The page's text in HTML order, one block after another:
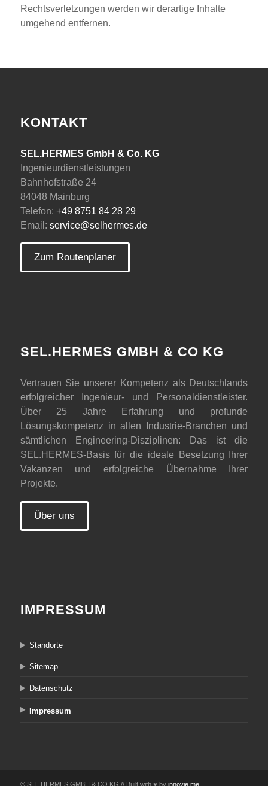
Rechtsverletzungen werden wir derartige Inhalte
umgehend entfernen.
KONTAKT
SEL.HERMES GmbH & Co. KG
Ingenieurdienstleistungen
Bahnhofstraße 24
84048 Mainburg
Telefon: +49 8751 84 28 29
Email: service@selhermes.de
Zum Routenplaner
SEL.HERMES GMBH & CO KG
Vertrauen Sie unserer Kompetenz als Deutschlands
erfolgreicher Ingenieur- und Personaldienstleister.
Über 25 Jahre Erfahrung und profunde
Lösungskompetenz in allen Industrie-Branchen und
sämtlichen Engineering-Disziplinen: Das ist die
SEL.HERMES-Basis für die ideale Besetzung Ihrer
Vakanzen und erfolgreiche Übernahme Ihrer
Projekte.
Über uns
IMPRESSUM
Standorte
Sitemap
Datenschutz
Impressum
© SEL.HERMES GMBH & CO KG // Built with ♥ by innovie.me